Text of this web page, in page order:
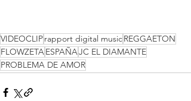
VIDEOCLIPrapport digital musicREGGAETON
FLOWZETAESPAÑAJC EL DIAMANTE
PROBLEMA DE AMOR